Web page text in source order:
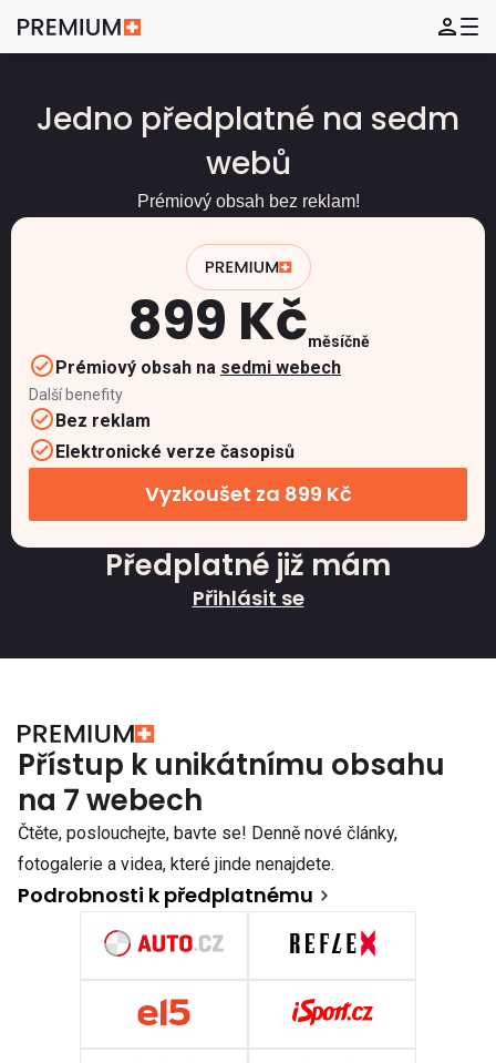
Jedno předplatné na sedm
webů
Prémiový obsah bez reklam!
899 Kčměsíčně
Prémiový obsah na sedmi webech
Další benefity
Bez reklam
Elektronické verze časopisů
Vyzkoušet za 899 Kč
Předplatné již mám
Přihlásit se
Přístup k unikátnímu obsahu
na 7 webech
Čtěte, poslouchejte, bavte se! Denně nové články,
fotogalerie a videa, které jinde nenajdete.
Podrobnosti k předplatnému